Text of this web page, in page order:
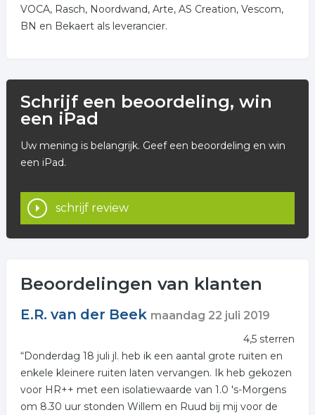
VOCA, Rasch, Noordwand, Arte, AS Creation, Vescom,
BN en Bekaert als leverancier.
Schrijf een beoordeling, win
een iPad
Uw mening is belangrijk. Geef een beoordeling en win
een iPad.
schrijf review
Beoordelingen van klanten
E.R. van der Beek maandag 22 juli 2019
4,5 sterren
“Donderdag 18 juli jl. heb ik een aantal grote ruiten en
enkele kleinere ruiten laten vervangen. Ik heb gekozen
voor HR++ met een isolatiewaarde van 1.0 's-Morgens
om 8.30 uur stonden Willem en Ruud bij mij voor de